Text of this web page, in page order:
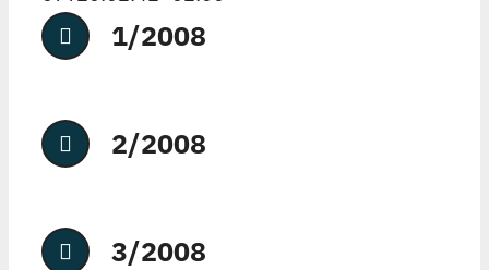
1/2008
2/2008
3/2008